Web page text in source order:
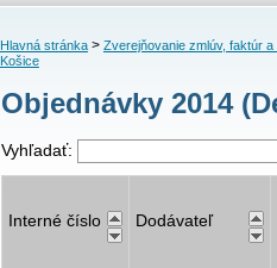
Hlavná stránka> Zverejňovanie zmlúv, faktúr a
Košice
Objednávky 2014
Vyhľadať:
Interné číslo Dodávateľ